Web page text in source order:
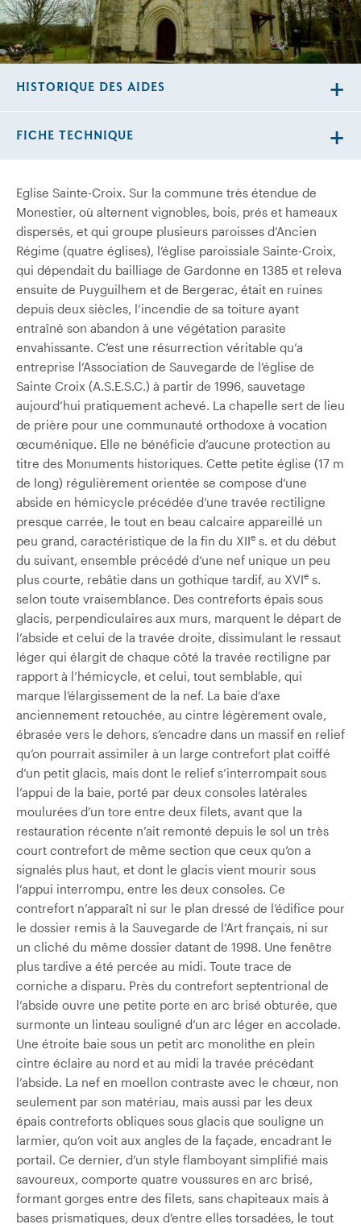
Eglise Sainte-Croix. Sur la commune très étendue de
Monestier, où alternent vignobles, bois, prés et hameaux
dispersés, et qui groupe plusieurs paroisses d’Ancien
Régime (quatre églises), l’église paroissiale Sainte-Croix,
qui dépendait du bailliage de Gardonne en 1385 et releva
ensuite de Puyguilhem et de Bergerac, était en ruines
depuis deux siècles, l’incendie de sa toiture ayant
entraîné son abandon à une végétation parasite
envahissante. C’est une résurrection véritable qu’a
entreprise l’Association de Sauvegarde de l’église de
Sainte­ Croix (A.S.E.S.C.) à partir de 1996, sauvetage
aujourd’hui pratiquement achevé. La chapelle sert de lieu
de prière pour une communauté orthodoxe à vocation
œcuménique. Elle ne bénéficie d’aucune protection au
titre des Monuments historiques. Cette petite église (17 m
de long) régulièrement orientée se compose d’une
abside en hémicycle précédée d’une travée rectiligne
presque carrée, le tout en beau calcaire appareillé un
peu grand, caractéristique de la fin du XIIe s. et du début
du suivant, ensemble précédé d’une nef unique un peu
plus courte, rebâtie dans un gothique tardif, au XVIe s.
selon toute vraisemblance. Des contreforts épais sous
glacis, perpendiculaires aux murs, marquent le départ de
l’abside et celui de la travée droite, dissimulant le ressaut
léger qui élargit de chaque côté la travée rectiligne par
rapport à l’hémicycle, et celui, tout semblable, qui
marque l’élargissement de la nef. La baie d’axe
anciennement retouchée, au cintre légèrement ovale,
ébrasée vers le dehors, s’encadre dans un massif en relief
qu’on pourrait assimiler à un large contrefort plat coiffé
d’un petit glacis, mais dont le relief s’interrompait sous
l’appui de la baie, porté par deux consoles latérales
moulurées d’un tore entre deux filets, avant que la
restauration récente n’ait remonté depuis le sol un très
court contrefort de même section que ceux qu’on a
signalés plus haut, et dont le glacis vient mourir sous
l’appui interrompu, entre les deux consoles. Ce
contrefort n’apparaît ni sur le plan dressé de l’édifice pour
le dossier remis à la Sauvegarde de l’Art français, ni sur
un cliché du même dossier datant de 1998. Une fenêtre
plus tardive a été percée au midi. Toute trace de
corniche a disparu. Près du contrefort septentrional de
l’abside ouvre une petite porte en arc brisé obturée, que
surmonte un linteau souligné d’un arc léger en accolade.
Une étroite baie sous un petit arc monolithe en plein
cintre éclaire au nord et au midi la travée précédant
l’abside. La nef en moellon contraste avec le chœur, non
seulement par son matériau, mais aussi par les deux
épais contreforts obliques sous glacis que souligne un
larmier, qu’on voit aux angles de la façade, encadrant le
portail. Ce dernier, d’un style flamboyant simplifié mais
savoureux, comporte quatre voussures en arc brisé,
formant gorges entre des filets, sans chapiteaux mais à
bases prismatiques, deux d’entre elles torsadées, le tout
HISTORIQUE DES AIDES
FICHE TECHNIQUE